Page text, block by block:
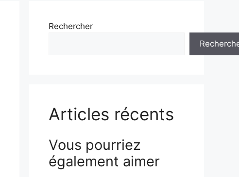
Rechercher
Articles récents
Vous pourriez
également aimer